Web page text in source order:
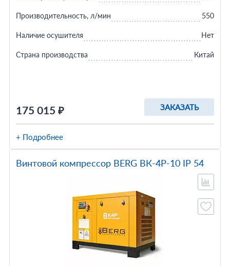
175 015 ₽ ЗАКАЗАТЬ
Производительность, л/мин 550
Наличие осушителя Нет
Страна производства Китай
+ Подробнее
Винтовой компрессор BERG ВК-4Р-10 IP 54